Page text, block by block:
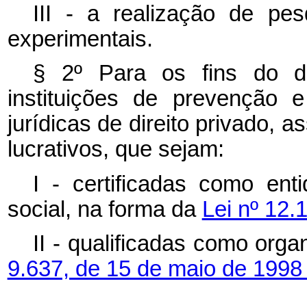
III - a realização de
experimentais.
§ 2º Para os fins do
instituições de prevenção
jurídicas de direito privado,
lucrativos, que sejam:
I - certificadas como
social, na forma da Lei nº
II - qualificadas como
9.637, de 15 de maio de